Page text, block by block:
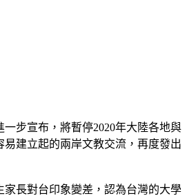
步宣布，將暫停2020年大陸各地與
建立起的兩岸文教交流，再度發出
長對台印象變差，認為台灣的大學